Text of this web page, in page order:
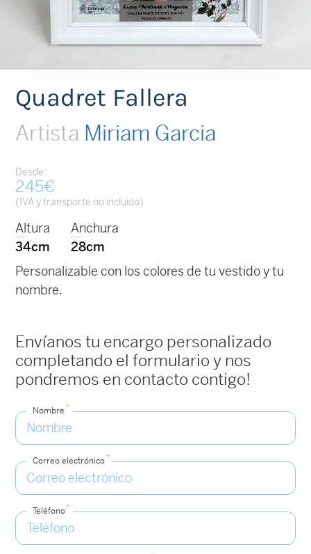
Quadret Fallera
Artista Miriam Garcia
Desde:
245€
(IVA y transporte no incluido)
Altura
34cm
Anchura
28cm
Personalizable con los colores de tu vestido y tu
nombre.
Envíanos tu encargo personalizado
completando el formulario y nos
pondremos en contacto contigo!
Nombre*
Correo electrónico*
Teléfono*